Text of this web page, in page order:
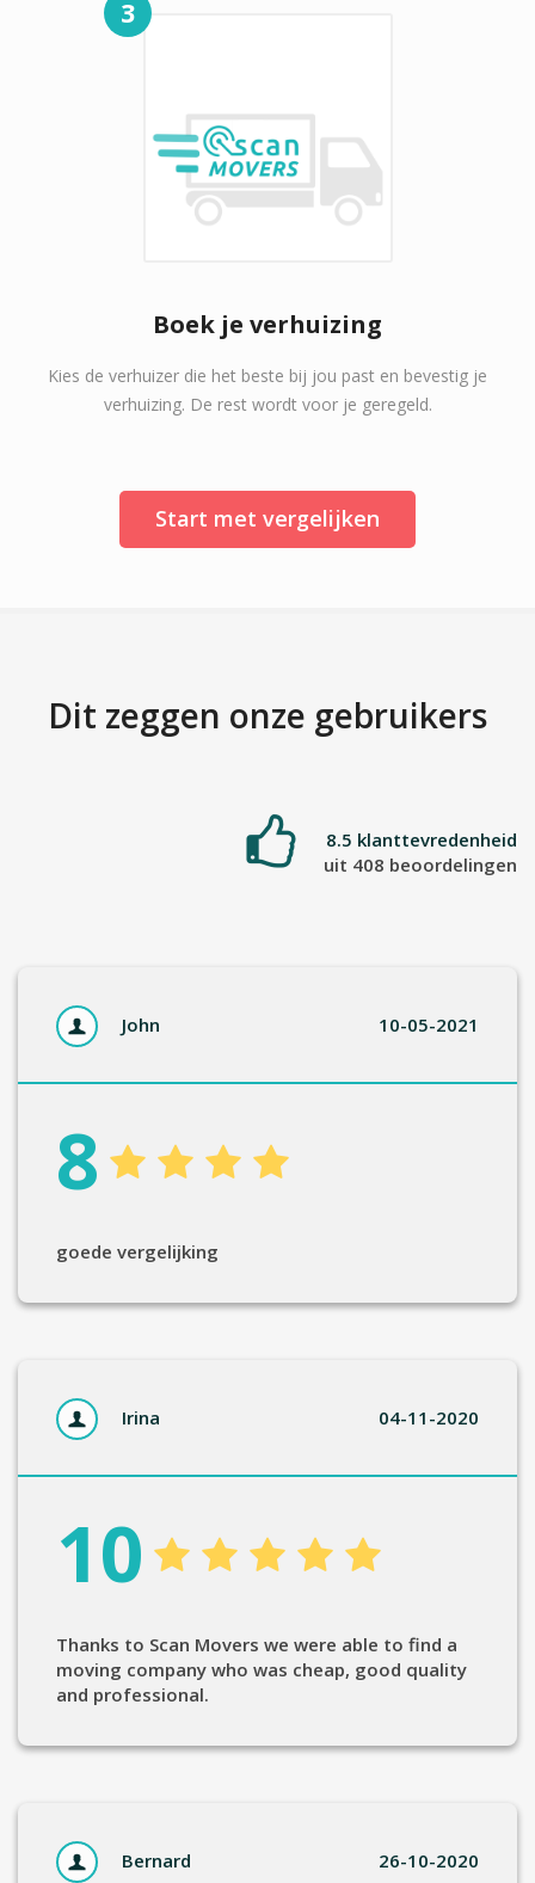
3
Boek je verhuizing
Kies de verhuizer die het beste bij jou past en bevestig je
verhuizing. De rest wordt voor je geregeld.
Start met vergelijken
Dit zeggen onze gebruikers
8.5 klanttevredenheid
uit 408 beoordelingen
John 10-05-2021
8
goede vergelijking
Irina 04-11-2020
10
Thanks to Scan Movers we were able to find a
moving company who was cheap, good quality
and professional.
Bernard 26-10-2020